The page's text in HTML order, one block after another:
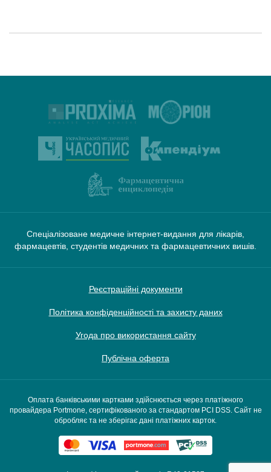
Спеціалізоване медичне інтернет-видання для лікарів,
фармацевтів, студентів медичних та фармацевтичних вишів.
Реєстраційні документи
Політика конфіденційності та захисту даних
Угода про використання сайту
Публічна оферта
Оплата банківськими картками здійснюється через платіжного
провайдера Portmone, сертифікованого за стандартом PCI DSS. Сайт не
обробляє та не зберігає дані платіжних карток.